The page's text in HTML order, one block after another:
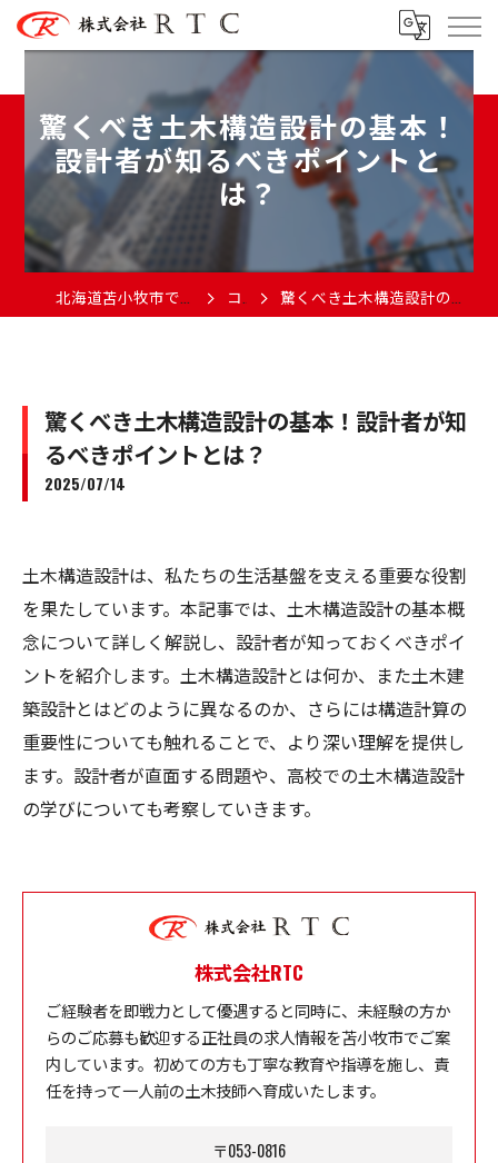
驚くべき土木構造設計の基本！
設計者が知るべきポイントと
は？
北海道苫小牧市で土木の求人なら株式会社RTC コラム 驚くべき土木構造設計の基本！設計者が知るべきポイントとは？
驚くべき土木構造設計の基本！設計者が知
るべきポイントとは？
2025/07/14
土木構造設計は、私たちの生活基盤を支える重要な役割
を果たしています。本記事では、土木構造設計の基本概
念について詳しく解説し、設計者が知っておくべきポイ
ントを紹介します。土木構造設計とは何か、また土木建
築設計とはどのように異なるのか、さらには構造計算の
重要性についても触れることで、より深い理解を提供し
ます。設計者が直面する問題や、高校での土木構造設計
の学びについても考察していきます。
株式会社RTC
ご経験者を即戦力として優遇すると同時に、未経験の方か
らのご応募も歓迎する正社員の求人情報を苫小牧市でご案
内しています。初めての方も丁寧な教育や指導を施し、責
任を持って一人前の土木技師へ育成いたします。
〒053-0816